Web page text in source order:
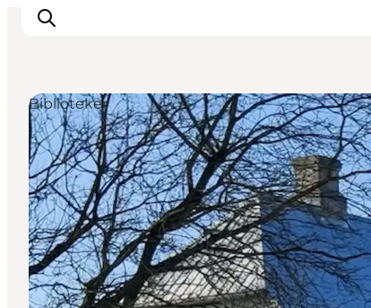
Oplevelser
Byer & Steder
Det sker
Overnatning
Planlæg din ferie
Booking
Biblioteker